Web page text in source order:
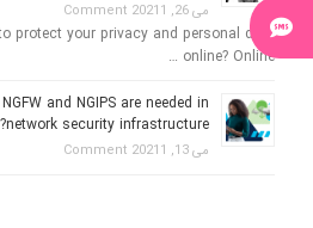
می 26, 2021 1 Comment
protect your privacy and personal data
online? Online …
and NGIPS are needed in
network security infrastructure?
می 13, 2021 1 Comment